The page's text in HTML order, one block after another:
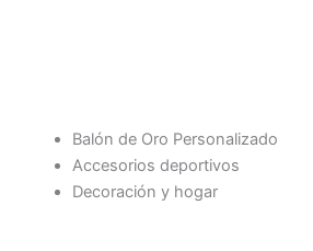
Balón de Oro Personalizado
Accesorios deportivos
Decoración y hogar